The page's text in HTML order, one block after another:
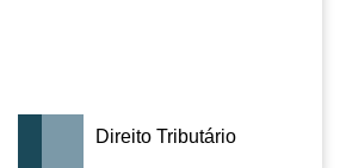
Direito Tributário